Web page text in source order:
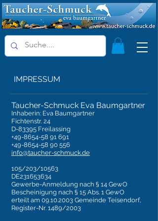
IMPRESSUM
Taucher-Schmuck Eva Baumgartner
Inhaberin: Eva Baumgartner
Fichtenstr. 24
D-83395 Freilassing
+49-8654-58 91 691
+49-8654-58 90 556
info@taucher-schmuck.de
105/203/10563
DE231653634
Gewerbe-Anmeldung nach § 14 GewO
Bescheinigung nach § 15 Abs. 1 GewO
erteilt am 09.10.2003 Gemeinde Teisendorf,
Register-Nr. 1489/2003